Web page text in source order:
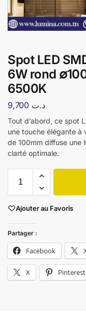
Spot LED
6W rond
6500K
د.ت
Tout d’abord, ce spot
une touche élégante à
de 100mm diffuse une
clarté optimale.
Ajouter au Favoris
Partager :
Facebook
X Pinterest